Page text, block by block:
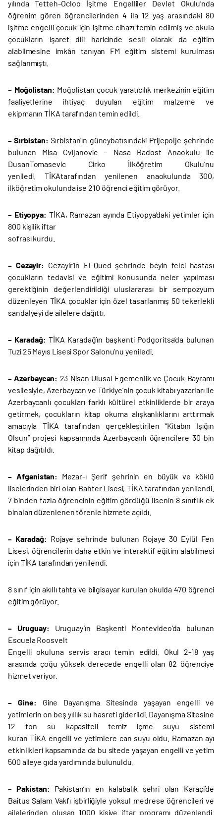
yılında Tetteh-Ocloo İşitme Engelliler Devlet Okulu’nda
öğrenim gören öğrencilerinden 4 ila 12 yaş arasındaki 80
işitme engelli çocuk için işitme cihazı temin edilmiş ve okula
çocukların işaret dili haricinde sesli olarak da eğitim
alabilmesine imkân tanıyan FM eğitim sistemi kurulması
sağlanmıştı.
– Moğolistan: Moğolistan çocuk yaratıcılık merkezinin eğitim
faaliyetlerine ihtiyaç duyulan eğitim malzeme ve
ekipmanın TİKA tarafından temin edildi.
– Sırbistan: Sırbistan’ın güneybatısındaki Prijepolje şehrinde
bulunan Misa Cvijanovic – Nasa Radost Anaokulu ile
DusanTomasevic Cirko İlköğretim Okulu’nu
yeniledi. TİKAtarafından yenilenen anaokulunda 300,
ilköğretim okulunda ise 210 öğrenci eğitim görüyor.
– Etiyopya: TİKA, Ramazan ayında Etiyopya’daki yetimler için
800 kişilik iftar
sofrası kurdu.
– Cezayir: Cezayir’in El-Qued şehrinde beyin felci hastası
çocukların tedavisi ve eğitimi konusunda neler yapılması
gerektiğinin değerlendirildiği uluslararası bir sempozyum
düzenleyen TİKA çocuklar için özel tasarlanmış 50 tekerlekli
sandalyeyi de ailelere dağıttı.
– Karadağ: TİKA Karadağ’ın başkenti Podgoritsa’da bulunan
Tuzi 25 Mayıs Lisesi Spor Salonu’nu yeniledi.
– Azerbaycan: 23 Nisan Ulusal Egemenlik ve Çocuk Bayramı
vesilesiyle, Azerbaycan ve Türkiye’nin çocuk kitabı yazarları ile
Azerbaycanlı çocukları farklı kültürel etkinliklerde bir araya
getirmek, çocukların kitap okuma alışkanlıklarını arttırmak
amacıyla TİKA tarafından gerçekleştirilen “Kitabın Işığın
Olsun” projesi kapsamında Azerbaycanlı öğrencilere 30 bin
kitap dağıtıldı.
– Afganistan:
Mezar-ı Şerif şehrinin en büyük ve köklü
liselerinden biri olan Bahter Lisesi, TİKA tarafından yenilendi.
7 binden fazla öğrencinin eğitim gördüğü lisenin 8 sınıflık ek
binaları düzenlenen törenle hizmete açıldı.
– Karadağ: Rojaye şehrinde bulunan Rojaye 30 Eylül Fen
Lisesi, öğrencilerin daha etkin ve interaktif eğitim alabilmesi
için TİKA tarafından yenilendi.
8 sınıf için akıllı tahta ve bilgisayar kurulan okulda 470 öğrenci
eğitim görüyor.
– Uruguay: Uruguay’ın Başkenti Montevideo’da bulunan
Escuela Roosvelt
Engelli okuluna servis aracı temin edildi. Okul 2-18 yaş
arasında çoğu yüksek derecede engelli olan 82 öğrenciye
hizmet veriyor.
– Gine: Gine Dayanışma Sitesinde yaşayan engelli ve
yetimlerin on beş yıllık su hasreti giderildi. Dayanışma Sitesine
12 ton su kapasiteli temiz içme suyu sistemi
kuran TİKA engelli ve yetimlere can suyu oldu. Ramazan ayı
etkinlikleri kapsamında da bu sitede yaşayan engelli ve yetim
500 aileye gıda yardımında bulunuldu.
– Pakistan: Pakistan’ın en kalabalık şehri olan Karaçi’de
Baitus Salam Vakfı işbirliğiyle yoksul medrese öğrencileri ve
ailelerinden oluşan 1000 kişiye iftar programı düzenlendi.